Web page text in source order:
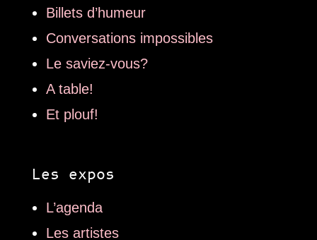
Billets d’humeur
Conversations impossibles
Le saviez-vous?
A table!
Et plouf!
Les expos
L’agenda
Les artistes